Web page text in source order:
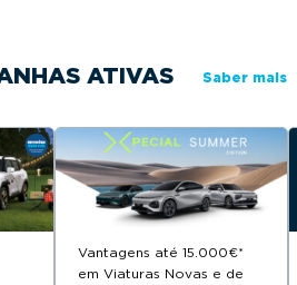
ATIVAS
Saber mais
Vantagens até 15.000€*
em Viaturas Novas e de